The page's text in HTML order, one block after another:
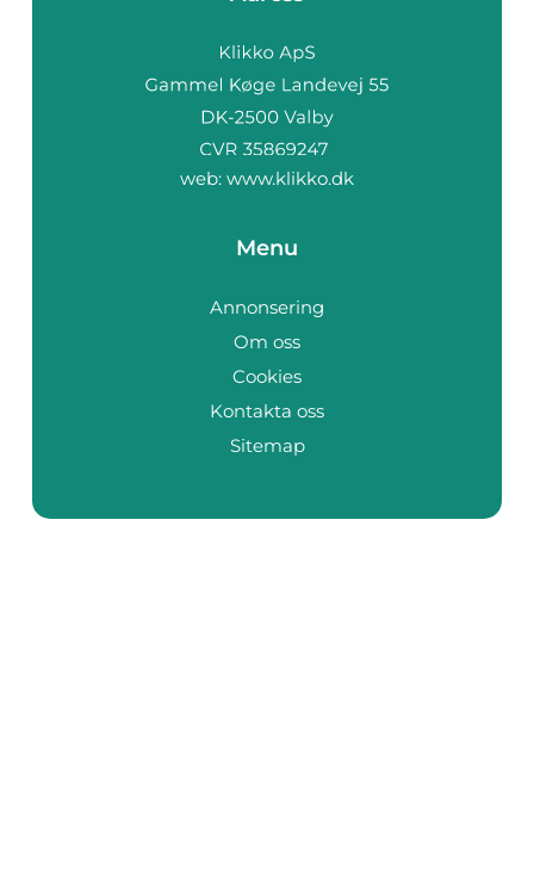
web: www.klikko.dk
Menu
Annonsering
Om oss
Cookies
Kontakta oss
Sitemap